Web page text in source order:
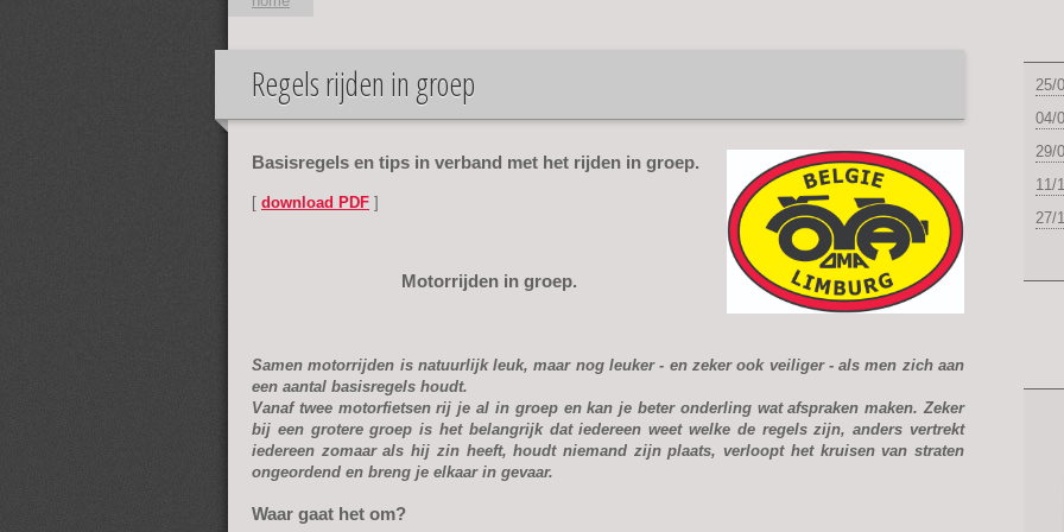
U bent hier
Regels rijden in groep
Basisregels en tips in verband met het rijden in groep.
[ download PDF ]
Motorrijden in groep.
Samen motorrijden is natuurlijk leuk, maar nog leuker - en zeker ook veiliger - als men zich aan
een aantal basisregels houdt.
Vanaf twee motorfietsen rij je al in groep en kan je beter onderling wat afspraken maken. Zeker
bij een grotere groep is het belangrijk dat iedereen weet welke de regels zijn, anders vertrekt
iedereen zomaar als hij zin heeft, houdt niemand zijn plaats, verloopt het kruisen van straten
ongeordend en breng je elkaar in gevaar.
Waar gaat het om?
25/
04/
29/
11/
27/